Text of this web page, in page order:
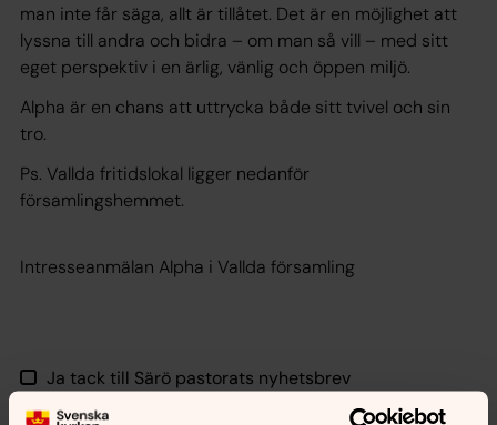
man inte får säga, allt är tillåtet. Det är en möjlighet att
lyssna till andra och bidra – om man så vill – med sitt
eget perspektiv i en ärlig, vänlig och öppen miljö.
Alpha är en chans att uttrycka både sitt tvivel och sin
tro.
Ps. Vallda fritidslokal ligger nedanför
församlingshemmet.
Intresseanmälan Alpha i Vallda församling
Ja tack till Särö pastorats nyhetsbrev